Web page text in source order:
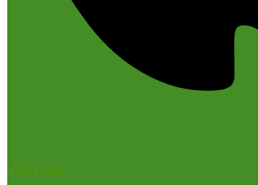
Youtube